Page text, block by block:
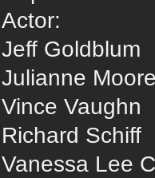
Actor:
Jeff
Julianne
Vince
Richard
Vanessa Lee